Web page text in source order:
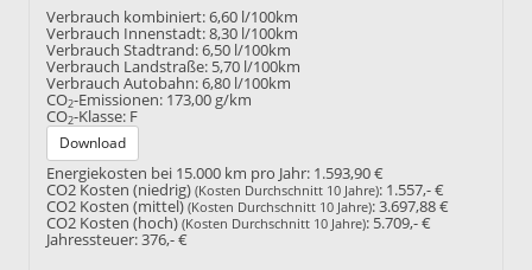
Verbrauch kombiniert:6,60 l/100km
Verbrauch Innenstadt:8,30 l/100km
Verbrauch Stadtrand:6,50 l/100km
Verbrauch Landstraße: 5,70 l/100km
Verbrauch Autobahn:6,80 l/100km
CO2-Emissionen: 173,00 g/km
CO2-Klasse: F
Download
Energiekosten bei 15.000 km pro Jahr: 1.593,90 €
CO2 Kosten (niedrig) (Kosten Durchschnitt 10 Jahre): 1.557,- €
CO2 Kosten (mittel) (Kosten Durchschnitt 10 Jahre):3.697,88 €
CO2 Kosten (hoch) (Kosten Durchschnitt 10 Jahre): 5.709,- €
Jahressteuer:376,- €